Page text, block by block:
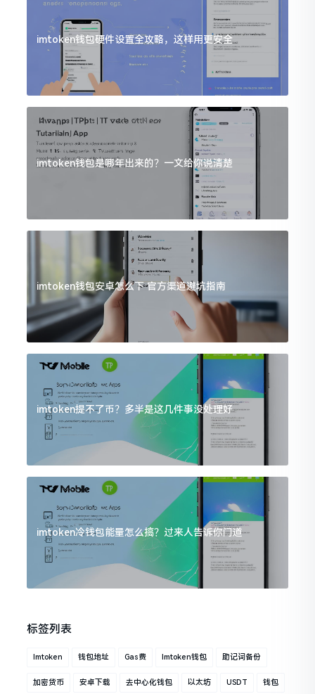
imtoken钱包硬件设置全攻略，这样用更安全
imtoken钱包是哪年出来的？一文给你说清楚
imtoken钱包安卓怎么下 官方渠道避坑指南
imtoken提不了币？多半是这几件事没处理好
imtoken冷钱包能量怎么搞？过来人告诉你门道
标签列表
Imtoken 钱包地址 Gas费 Imtoken钱包 助记词备份
加密货币 安卓下载 去中心化钱包 以太坊 USDT 钱包